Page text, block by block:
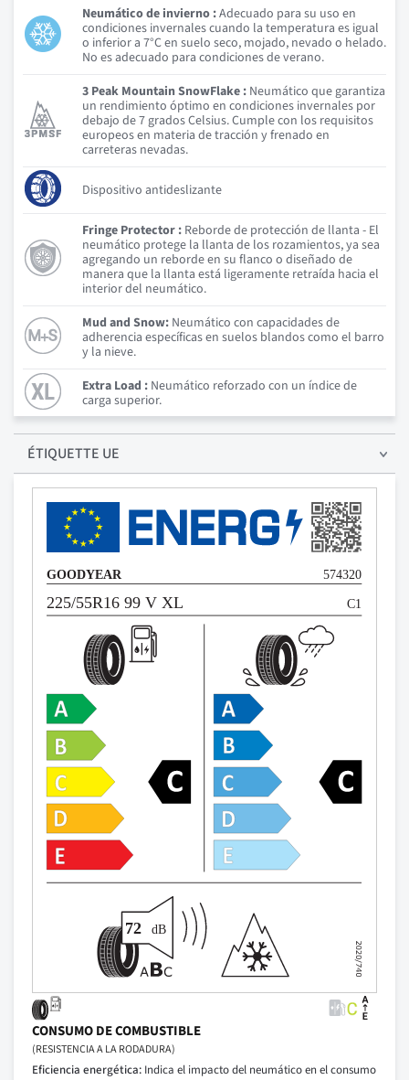
Neumático de invierno :Adecuado para su uso en
condiciones invernales cuando la temperatura es igual
o inferior a 7°C en suelo seco, mojado, nevado o helado.
No es adecuado para condiciones de verano.
3 Peak Mountain SnowFlake : Neumático que garantiza
un rendimiento óptimo en condiciones invernales por
debajo de 7 grados Celsius. Cumple con los requisitos
europeos en materia de tracción y frenado en
carreteras nevadas.
Dispositivo antideslizante
Fringe Protector : Reborde de protección de llanta - El
neumático protege la llanta de los rozamientos, ya sea
agregando un reborde en su flanco o diseñado de
manera que la llanta está ligeramente retraída hacia el
interior del neumático.
Mud and Snow: Neumático con capacidades de
adherencia específicas en suelos blandos como el barro
y la nieve.
Extra Load : Neumático reforzado con un índice de
carga superior.
ÉTIQUETTE UE
CONSUMO DE COMBUSTIBLE
(RESISTENCIA A LA RODADURA)
Eficiencia energética: Indica el impacto del neumático en el consumo